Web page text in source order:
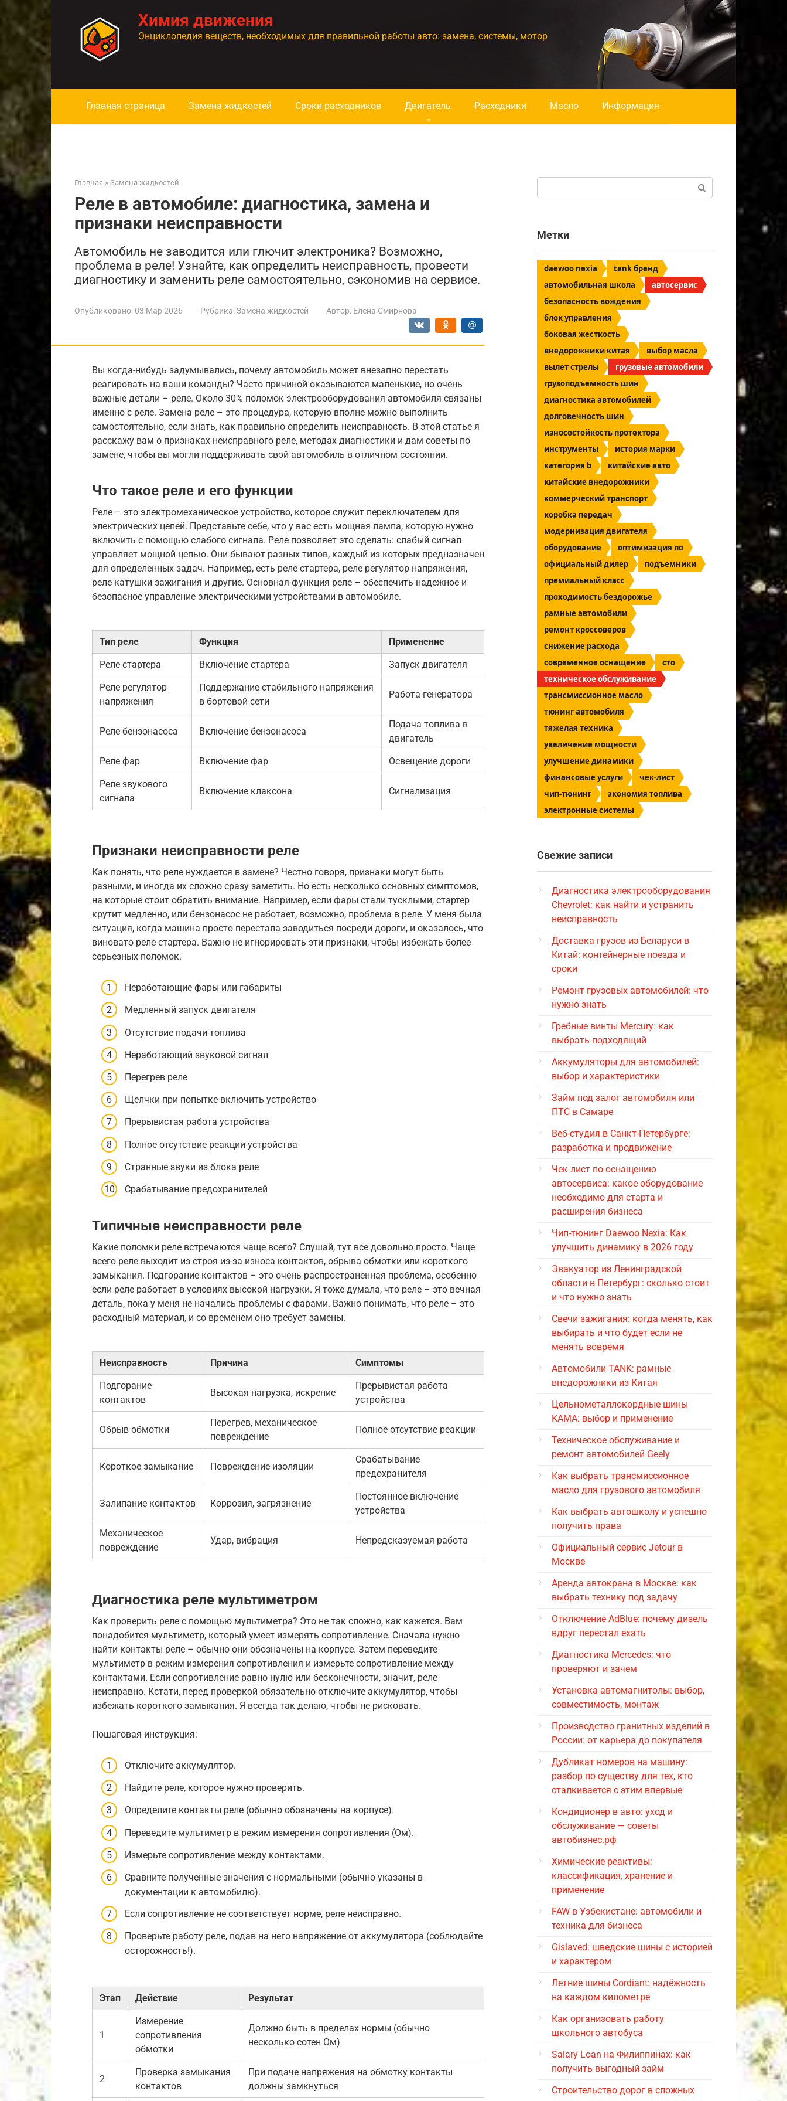
контенту
Химия движения
Энциклопедия веществ, необходимых для правильной работы авто: замена, системы, мотор
Главная страница Замена жидкостей Сроки расходников Двигатель Расходники Масло Информация
Главная » Замена жидкостей
Реле в автомобиле: диагностика, замена и
признаки неисправности
Автомобиль не заводится или глючит электроника? Возможно,
проблема в реле! Узнайте, как определить неисправность, провести
диагностику и заменить реле самостоятельно, сэкономив на сервисе.
Опубликовано: 03 Мар 2026 Рубрика:Замена жидкостей Автор: Елена Смирнова
Вы когда-нибудь задумывались, почему автомобиль может внезапно перестать
реагировать на ваши команды? Часто причиной оказываются маленькие, но очень
важные детали – реле. Около 30% поломок электрооборудования автомобиля связаны
именно с реле. Замена реле – это процедура, которую вполне можно выполнить
самостоятельно, если знать, как правильно определить неисправность. В этой статье я
расскажу вам о признаках неисправного реле, методах диагностики и дам советы по
замене, чтобы вы могли поддерживать свой автомобиль в отличном состоянии.
Что такое реле и его функции
Реле – это электромеханическое устройство, которое служит переключателем для
электрических цепей. Представьте себе, что у вас есть мощная лампа, которую нужно
включить с помощью слабого сигнала. Реле позволяет это сделать: слабый сигнал
управляет мощной цепью. Они бывают разных типов, каждый из которых предназначен
для определенных задач. Например, есть реле стартера, реле регулятор напряжения,
реле катушки зажигания и другие. Основная функция реле – обеспечить надежное и
безопасное управление электрическими устройствами в автомобиле.
Тип реле Функция Применение
Реле стартера Включение стартера Запуск двигателя
Реле регулятор
напряжения
Поддержание стабильного напряжения
в бортовой сети
Работа генератора
Реле бензонасоса Включение бензонасоса
Подача топлива в
двигатель
Реле фар Включение фар Освещение дороги
Реле звукового
сигнала
Включение клаксона Сигнализация
Признаки неисправности реле
Как понять, что реле нуждается в замене? Честно говоря, признаки могут быть
разными, и иногда их сложно сразу заметить. Но есть несколько основных симптомов,
на которые стоит обратить внимание. Например, если фары стали тусклыми, стартер
крутит медленно, или бензонасос не работает, возможно, проблема в реле. У меня была
ситуация, когда машина просто перестала заводиться посреди дороги, и оказалось, что
виновато реле стартера. Важно не игнорировать эти признаки, чтобы избежать более
серьезных поломок.
Неработающие фары или габариты
Медленный запуск двигателя
Отсутствие подачи топлива
Неработающий звуковой сигнал
Перегрев реле
Щелчки при попытке включить устройство
Прерывистая работа устройства
Полное отсутствие реакции устройства
Странные звуки из блока реле
Срабатывание предохранителей
Типичные неисправности реле
Какие поломки реле встречаются чаще всего? Слушай, тут все довольно просто. Чаще
всего реле выходит из строя из-за износа контактов, обрыва обмотки или короткого
замыкания. Подгорание контактов – это очень распространенная проблема, особенно
если реле работает в условиях высокой нагрузки. Я тоже думала, что реле – это вечная
деталь, пока у меня не начались проблемы с фарами. Важно понимать, что реле – это
расходный материал, и со временем оно требует замены.
Неисправность Причина Симптомы
Подгорание
контактов
Высокая нагрузка, искрение
Прерывистая работа
устройства
Обрыв обмотки
Перегрев, механическое
повреждение
Полное отсутствие реакции
Короткое замыкание Повреждение изоляции
Срабатывание
предохранителя
Залипание контактов Коррозия, загрязнение
Постоянное включение
устройства
Механическое
повреждение
Удар, вибрация Непредсказуемая работа
Диагностика реле мультиметром
Как проверить реле с помощью мультиметра? Это не так сложно, как кажется. Вам
понадобится мультиметр, который умеет измерять сопротивление. Сначала нужно
найти контакты реле – обычно они обозначены на корпусе. Затем переведите
мультиметр в режим измерения сопротивления и измерьте сопротивление между
контактами. Если сопротивление равно нулю или бесконечности, значит, реле
неисправно. Кстати, перед проверкой обязательно отключите аккумулятор, чтобы
избежать короткого замыкания. Я всегда так делаю, чтобы не рисковать.
Пошаговая инструкция:
Отключите аккумулятор.
Найдите реле, которое нужно проверить.
Определите контакты реле (обычно обозначены на корпусе).
Переведите мультиметр в режим измерения сопротивления (Ом).
Измерьте сопротивление между контактами.
Сравните полученные значения с нормальными (обычно указаны в
документации к автомобилю).
Если сопротивление не соответствует норме, реле неисправно.
Проверьте работу реле, подав на него напряжение от аккумулятора (соблюдайте
осторожность!).
Этап Действие Результат
1
Измерение
сопротивления
обмотки
Должно быть в пределах нормы (обычно
несколько сотен Ом)
2
Проверка замыкания
контактов
При подаче напряжения на обмотку контакты
должны замкнуться
Метки
daewoo nexia
tank бренд
автомобильная школа
автосервис
безопасность вождения
блок управления
боковая жесткость
внедорожники китая
выбор масла
вылет стрелы
грузовые автомобили
грузоподъемность шин
диагностика автомобилей
долговечность шин
износостойкость протектора
инструменты
история марки
категория b
китайские авто
китайские внедорожники
коммерческий транспорт
коробка передач
модернизация двигателя
оборудование
оптимизация по
официальный дилер
подъемники
премиальный класс
проходимость бездорожье
рамные автомобили
ремонт кроссоверов
снижение расхода
современное оснащение
сто
техническое обслуживание
трансмиссионное масло
тюнинг автомобиля
тяжелая техника
увеличение мощности
улучшение динамики
финансовые услуги
чек-лист
чип-тюнинг
экономия топлива
электронные системы
Свежие записи
Диагностика электрооборудования
Chevrolet: как найти и устранить
неисправность
Доставка грузов из Беларуси в
Китай: контейнерные поезда и
сроки
Ремонт грузовых автомобилей: что
нужно знать
Гребные винты Mercury: как
выбрать подходящий
Аккумуляторы для автомобилей:
выбор и характеристики
Займ под залог автомобиля или
ПТС в Самаре
Веб-студия в Санкт-Петербурге:
разработка и продвижение
Чек-лист по оснащению
автосервиса: какое оборудование
необходимо для старта и
расширения бизнеса
Чип-тюнинг Daewoo Nexia: Как
улучшить динамику в 2026 году
Эвакуатор из Ленинградской
области в Петербург: сколько стоит
и что нужно знать
Свечи зажигания: когда менять, как
выбирать и что будет если не
менять вовремя
Автомобили TANK: рамные
внедорожники из Китая
Цельнометаллокордные шины
КАМА: выбор и применение
Техническое обслуживание и
ремонт автомобилей Geely
Как выбрать трансмиссионное
масло для грузового автомобиля
Как выбрать автошколу и успешно
получить права
Официальный сервис Jetour в
Москве
Аренда автокрана в Москве: как
выбрать технику под задачу
Отключение AdBlue: почему дизель
вдруг перестал ехать
Диагностика Mercedes: что
проверяют и зачем
Установка автомагнитолы: выбор,
совместимость, монтаж
Производство гранитных изделий в
России: от карьера до покупателя
Дубликат номеров на машину:
разбор по существу для тех, кто
сталкивается с этим впервые
Кондиционер в авто: уход и
обслуживание — советы
автобизнес.рф
Химические реактивы:
классификация, хранение и
применение
FAW в Узбекистане: автомобили и
техника для бизнеса
Gislaved: шведские шины с историей
и характером
Летние шины Cordiant: надёжность
на каждом километре
Как организовать работу
школьного автобуса
Salary Loan на Филиппинах: как
получить выгодный займ
Строительство дорог в сложных